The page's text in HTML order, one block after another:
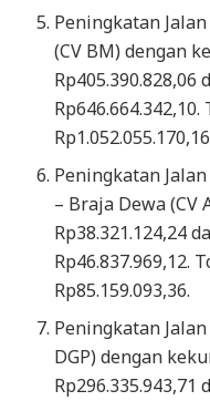
Peningkatan
(CV BM) dengan
Peningkatan
– Braja Dewa (CV
Rp38.321.124,24
Rp46.837.969,12.
Rp85.159.093,36.
Peningkatan
DGP) dengan